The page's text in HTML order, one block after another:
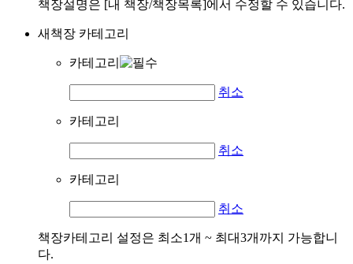
책장설명은 [내 책장/책장목록]에서 수정할 수 있습니다.
새책장 카테고리
카테고리
취소
카테고리
취소
카테고리
취소
책장카테고리 설정은 최소1개 ~ 최대3개까지 가능합니
다.